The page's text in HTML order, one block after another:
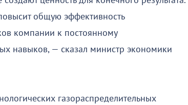
общую эффективность
компании к постоянному
навыков, — сказал министр экономики
газораспределительных